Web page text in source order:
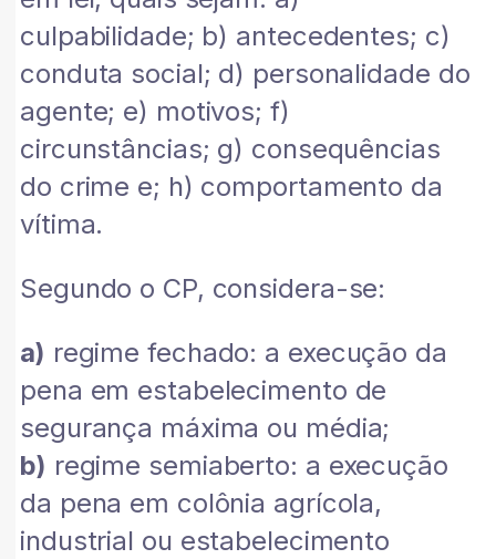
culpabilidade; b) antecedentes; c)
conduta social; d) personalidade do
agente; e) motivos; f)
circunstâncias; g) consequências
do crime e; h) comportamento da
vítima.
Segundo o CP, considera-se:
a) regime fechado: a execução da
pena em estabelecimento de
segurança máxima ou média;
b) regime semiaberto: a execução
da pena em colônia agrícola,
industrial ou estabelecimento